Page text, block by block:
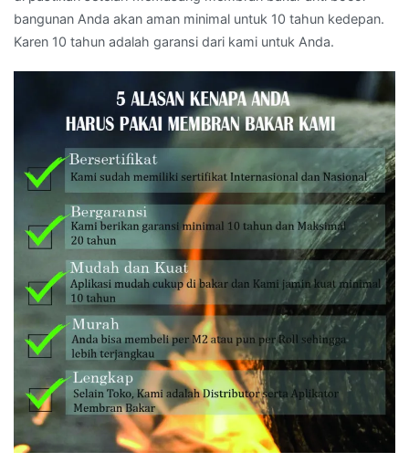
bangunan Anda akan aman minimal untuk 10 tahun kedepan.
Karen 10 tahun adalah garansi dari kami untuk Anda.